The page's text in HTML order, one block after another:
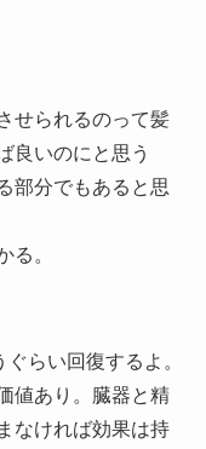
せられるのって髪
良いのにと思う
部分でもあると思
る。
らい回復するよ。
値あり。臓器と精
なければ効果は持